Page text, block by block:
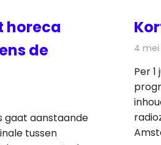
horeca
de
gaat aanstaande
tussen
4 mei
Per